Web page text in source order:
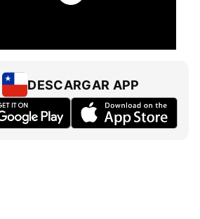
DESCARGAR APP